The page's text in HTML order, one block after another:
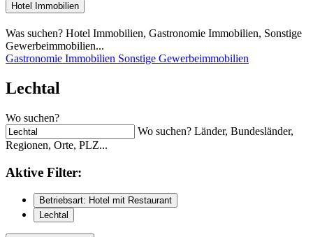
Hotel Immobilien
Was suchen? Hotel Immobilien, Gastronomie Immobilien, Sonstige
Gewerbeimmobilien...
Gastronomie Immobilien Sonstige Gewerbeimmobilien
Lechtal
Wo suchen?
Wo suchen? Länder, Bundesländer,
Regionen, Orte, PLZ...
Aktive Filter:
Betriebsart: Hotel mit Restaurant
Lechtal